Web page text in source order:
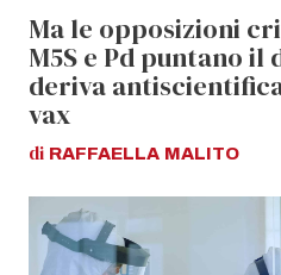
Ma le opposizioni
M5S e Pd puntano
deriva
vax
di RAFFAELLA MALITO